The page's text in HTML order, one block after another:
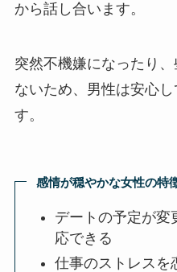
から話し合います。
突然不機嫌になったり
ないため、男性は安心
す。
感情が穏やかな女性の特
デートの予定が変
応できる
仕事のストレスを